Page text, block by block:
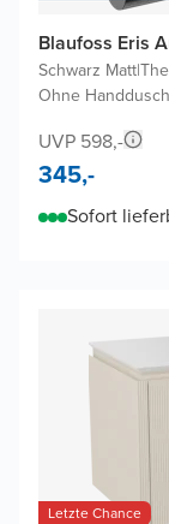
Blaufoss Eris
Schwarz Matt|
Ohne
UVP 598,-
345,-
Sofort
Letzte Chance